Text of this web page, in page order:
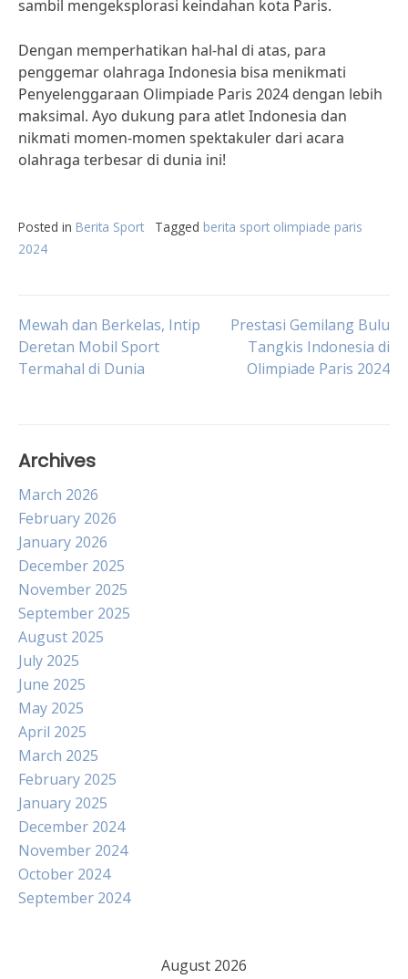
sambil mengeksplorasi keindahan kota Paris.
Dengan memperhatikan hal-hal di atas, para
penggemar olahraga Indonesia bisa menikmati
Penyelenggaraan Olimpiade Paris 2024 dengan lebih
maksimal. Ayo dukung para atlet Indonesia dan
nikmati momen-momen spektakuler dari acara
olahraga terbesar di dunia ini!
Posted in Berita Sport Tagged berita sport olimpiade paris
2024
Post
navigation
Mewah dan Berkelas, Intip
Deretan Mobil Sport
Termahal di Dunia
Prestasi Gemilang Bulu
Tangkis Indonesia di
Olimpiade Paris 2024
Archives
March 2026
February 2026
January 2026
December 2025
November 2025
September 2025
August 2025
July 2025
June 2025
May 2025
April 2025
March 2025
February 2025
January 2025
December 2024
November 2024
October 2024
September 2024
August 2026